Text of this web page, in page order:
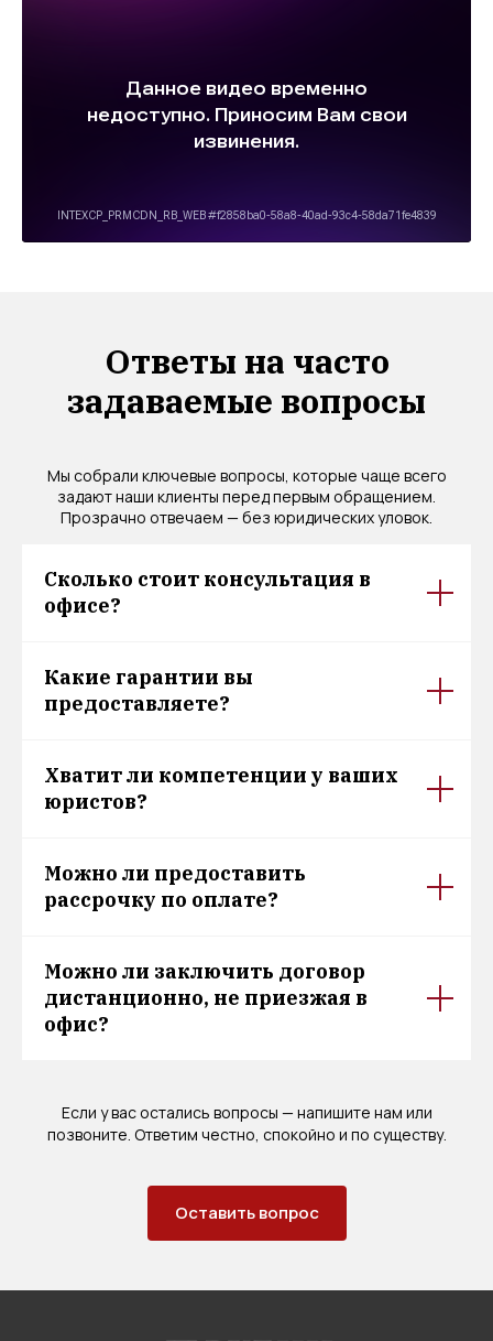
Ответы на часто
задаваемые вопросы
Мы собрали ключевые вопросы, которые чаще всего
задают наши клиенты перед первым обращением.
Прозрачно отвечаем — без юридических уловок.
Сколько стоит консультация в
офисе?
Какие гарантии вы
предоставляете?
Хватит ли компетенции у ваших
юристов?
Можно ли предоставить
рассрочку по оплате?
Можно ли заключить договор
дистанционно, не приезжая в
офис?
Если у вас остались вопросы — напишите нам или
позвоните. Ответим честно, спокойно и по существу.
Оставить вопрос